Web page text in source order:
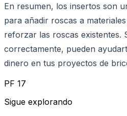
En resumen, los insertos son
para añadir roscas a
reforzar las roscas existentes.
correctamente, pueden
dinero en tus proyectos de
PF 17
Sigue explorando